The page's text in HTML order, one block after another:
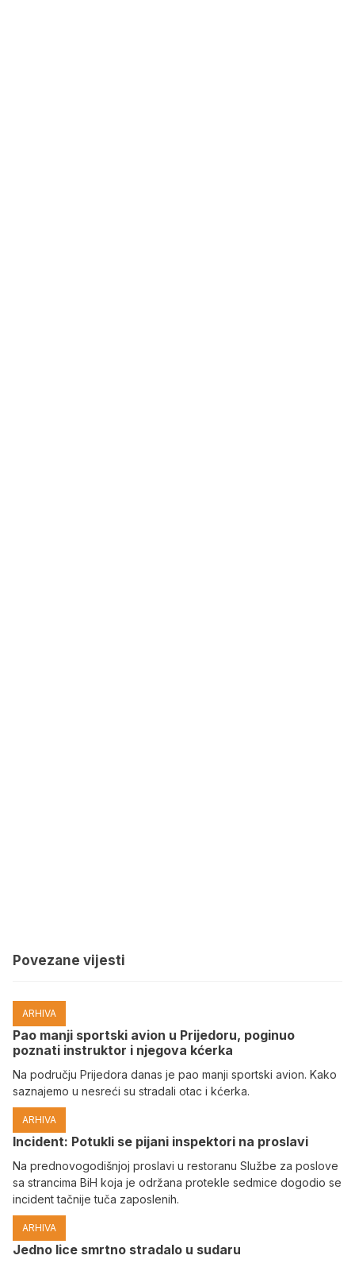
Povezane vijesti
ARHIVA
Pao manji sportski avion u Prijedoru, poginuo
poznati instruktor i njegova kćerka
Na području Prijedora danas je pao manji sportski avion. Kako
saznajemo u nesreći su stradali otac i kćerka.
ARHIVA
Incident: Potukli se pijani inspektori na proslavi
Na prednovogodišnjoj proslavi u restoranu Službe za poslove
sa strancima BiH koja je održana protekle sedmice dogodio se
incident tačnije tuča zaposlenih.
ARHIVA
Јedno lice smrtno stradalo u sudaru